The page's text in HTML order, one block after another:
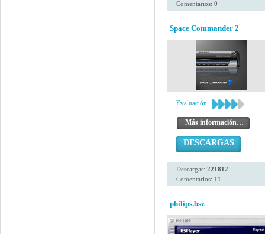
Comentarios: 0
Space Commander 2
Evaluación:
Más información…
DESCARGAS
Descargas: 221812
Comentarios: 11
philips.bsz